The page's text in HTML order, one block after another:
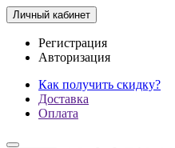
Личный кабинет
Регистрация
Авторизация
Как получить скидку?
Доставка
Оплата